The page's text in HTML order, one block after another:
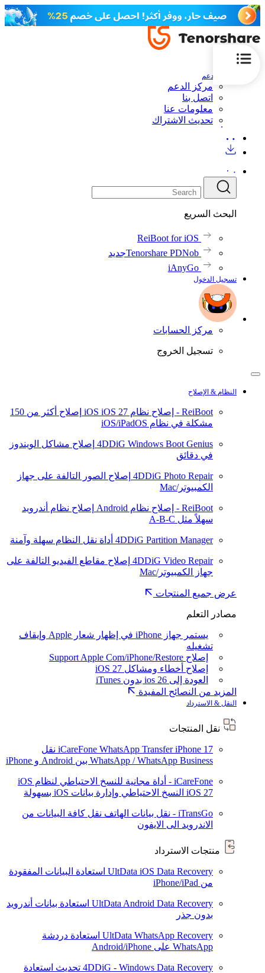
الدعم
مركز الدعم
اتصل بنا
معلومات عنا
تحديث الاشتراك
البحث السريع
ReiBoot for iOS
Tenorshare PDNobجديد
iAnyGo
تسجيل الدخول
مركز الحسابات
تسجيل الخروج
النظام & الإصلاح
ReiBoot - إصلاح نظام iOS iOS 27
إصلاح أكثر من 150
مشكلة في نظام iOS/iPadOS
4DDiG Windows Boot Genius إصلاح مشاكل الويندوز
في دقائق
4DDiG Photo Repair إصلاح الصور التالفة على جهاز
الكمبيوتر/Mac
ReiBoot - إصلاح نظام Android
إصلاح نظام أندرويد
سهلاً مثل A-B-C
4DDiG Partition Manager أداة نقل النظام سهلة وآمنة
4DDiG Video Repair إصلاح مقاطع الفيديو التالفة على
جهاز الكمبيوتر/Mac
عرض جميع المنتجات
مصادر التعلم
يستمر جهاز iPhone في إظهار شعار Apple وإيقاف
تشغيله
إصلاح Support Apple Com/iPhone/Restore
إصلاح أخطاء ومشاكل iOS 27
العودة إلى ios 26 بدون iTunes
المزيد من النصائح المفيدة
النقل & الاسترداد
نقل المنتجات
iCareFone WhatsApp TransferiPhone 17
نقل
WhatsApp / WhatsApp Business بين Android و iPhone
iCareFone - أداة مجانية للنسخ الاحتياطي لنظام iOS
iOS 27 النسخ الاحتياطي وإدارة بيانات iOS بسهولة
iTransGo - نقل بيانات الهاتف
نقل كافة البيانات من
الاندرويد الى الايفون
منتجات الاسترداد
UltData iOS Data Recovery استعادة البيانات المفقودة
من iPhone/iPad
UltData Android Data Recovery استعادة بيانات أندرويد
بدون جذر
UltData WhatsApp Recovery استعادة دردشة
WhatsApp على Android/iPhone
4DDiG - Windows Data Recovery تحديث استعادة